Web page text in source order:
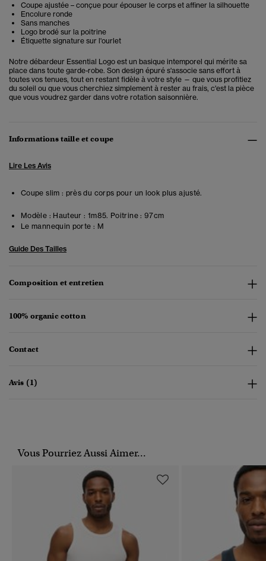
Coupe ajustée – conçue pour épouser le corps et affiner la silhouette
Encolure ronde
Sans manches
Logo brodé sur la poitrine
Étiquette signature sur l'ourlet
Notre débardeur Essential Logo est un basique intemporel qui mérite sa
place dans toute garde-robe. Son design épuré s'associe sans effort à
toutes vos tenues, tout en restant fidèle à votre style — que vous profitiez
du soleil ou que vous cherchiez simplement à rester au frais, c'est la pièce
que vous voudrez garder dans votre rotation saisonnière.
Informations taille et coupe
Lire Les Avis
Coupe slim : près du corps pour un look plus ajusté.
Modèle : Hauteur : 1m85. Poitrine : 97cm
Le mannequin porte : M
Guide Des Tailles
Composition et entretien
100% organic cotton
Contact
Avis (1)
Vous Pourriez Aussi Aimer...